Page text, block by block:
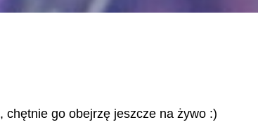
chętnie go obejrzę jeszcze na żywo :)